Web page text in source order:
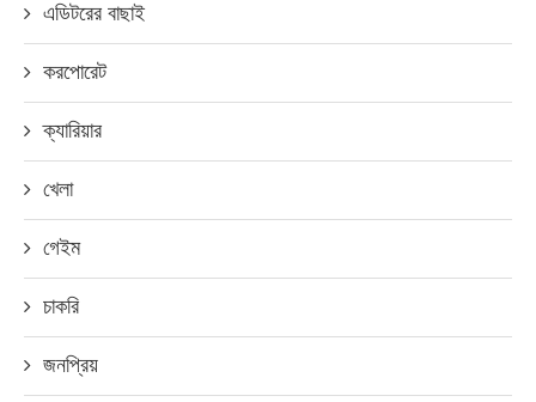
এডিটরের বাছাই
করপোরেট
ক্যারিয়ার
খেলা
গেইম
চাকরি
জনপ্রিয়